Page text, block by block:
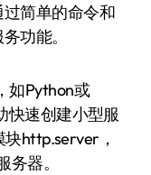
简单的命令和
功能。
如Python或
快速创建小型服
http.server，
器。